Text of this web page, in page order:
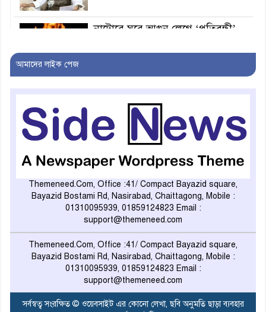
নাটোরে ঘরে আগুন লেগে ‘প্রতিবন্ধী’
বরিশাল কারাগারে কন্যাকে ধর্ষণ
ফেইসবুক লাইভে সাকিবকে
হুমকিদাতা সুনামগঞ্জে আটক
রংপুরে সংবাদকর্মীর উপর পুলিশি
হামলার প্রতিবাদ
কক্সবাজারে সিম কার্ড বিক্রির
অভিযোগে রোহিঙ্গা যুবক আটক
পদ্মাসেতুতে ৩৮তম স্প্যান, পৌনে ৬
কিলোমিটার দৃশ্যমান
আমাদের লাইক পেজ
Themeneed.Com, Office :41/ Compact Bayazid square,
Bayazid Bostami Rd, Nasirabad, Chaittagong, Mobile :
01310095939, 01859124823 Email :
support@themeneed.com
Themeneed.Com, Office :41/ Compact Bayazid square,
Bayazid Bostami Rd, Nasirabad, Chaittagong, Mobile :
01310095939, 01859124823 Email :
support@themeneed.com
সর্বস্বত্ব সংরক্ষিত © ওয়েবসাইট এর কোনো লেখা, ছবি অনুমতি ছাড়া ব্যবহার